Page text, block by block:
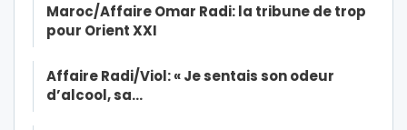
Maroc/Affaire Omar Radi: la tribune de trop
pour Orient XXI
Affaire Radi/Viol: « Je sentais son odeur
d’alcool, sa…